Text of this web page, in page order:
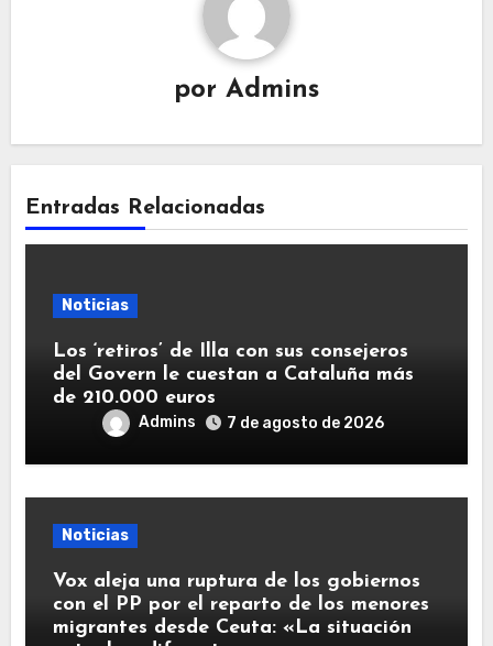
por Admins
Entradas Relacionadas
Noticias
Los ‘retiros’ de Illa con sus consejeros
del Govern le cuestan a Cataluña más
de 210.000 euros
Admins 7 de agosto de 2026
Noticias
Vox aleja una ruptura de los gobiernos
con el PP por el reparto de los menores
migrantes desde Ceuta: «La situación